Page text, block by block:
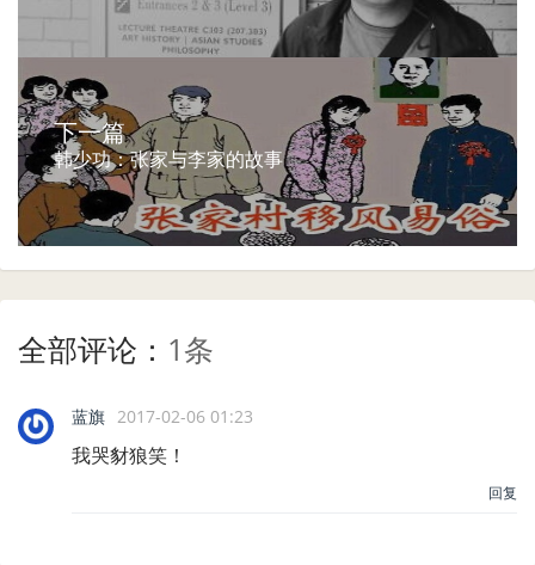
下一篇
韩少功：张家与李家的故事
全部评论： 1条
蓝旗 2017-02-06 01:23
我哭豺狼笑！
回复